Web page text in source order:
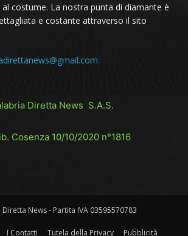
costume. La nostra punta di diamante è
e costante attraverso il sito
Diretta News S.A.S.
Cosenza 10/10/2020 n°1816
News - Partita IVA 03595570783
I Contatti Tutela della Privacy Pubblicità